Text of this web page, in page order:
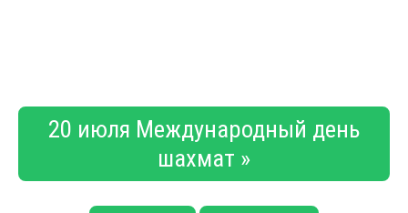
20 июля Международный день
шахмат »